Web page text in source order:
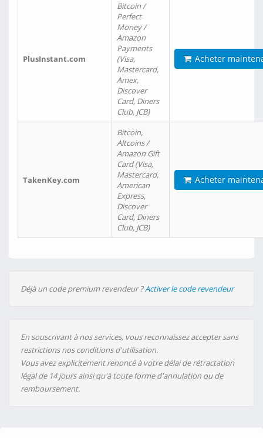
PlusInstant.com
Bitcoin /
Perfect
Money /
Amazon
Payments
(Visa,
Mastercard,
Amex,
Discover
Card, Diners
Club, JCB)
Acheter
TakenKey.com
Bitcoin,
Altcoins /
Amazon Gift
Card (Visa,
Mastercard,
American
Express,
Discover
Card, Diners
Club, JCB)
Acheter
Déjà un code premium revendeur ?Activer le code revendeur
En souscrivant à nos services, vous reconnaissez accepter sans
restrictions nos conditions d'utilisation.
Vous avez explicitement renoncé à votre délai de rétractation
légal de 14 jours ainsi qu'à toute forme d'annulation ou de
remboursement.